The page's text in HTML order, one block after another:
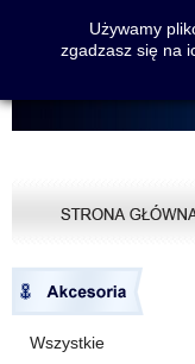
Wszystkie
Używamy
zgadzasz się na